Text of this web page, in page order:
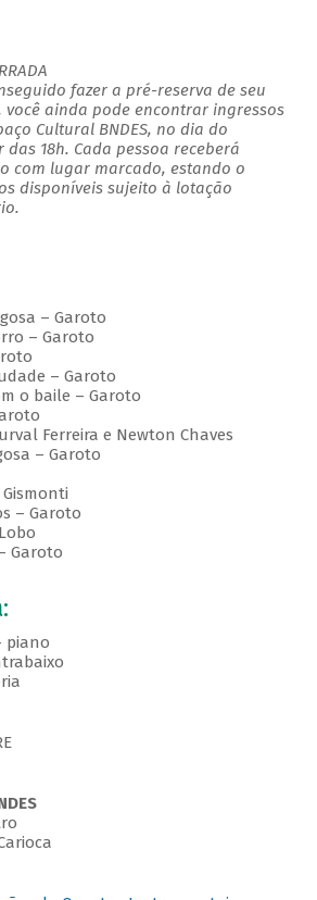
fazer a pré-reserva de seu
ainda pode encontrar ingressos
Cultural BNDES, no dia do
18h. Cada pessoa receberá
com lugar marcado, estando o
disponíveis sujeito à lotação
– Garoto
– Garoto
– Garoto
o baile – Garoto
Ferreira e Newton Chaves
– Garoto
– Garoto
Garoto
piano